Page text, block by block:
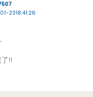
2318:41:26
!!